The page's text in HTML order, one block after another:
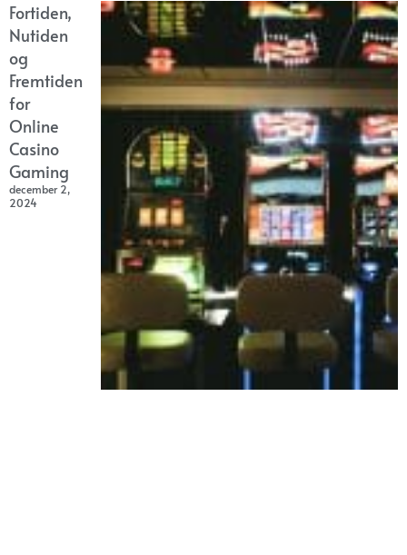
Fortiden,
Nutiden
og
Fremtiden
for
Online
Casino
Gaming
december 2,
2024